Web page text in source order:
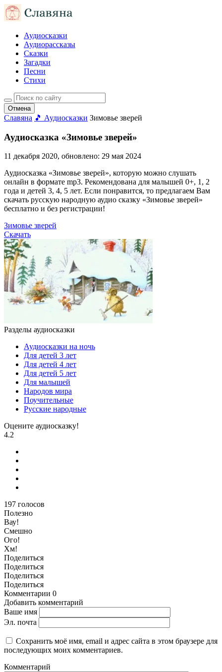
Аудиосказки
Аудиорассказы
Сказки
Загадки
Песни
Стихи
Отмена
Славяна 🎵 Аудиосказки Зимовье зверей
Аудиосказка «Зимовье зверей»
11 декабря 2020, обновлено: 29 мая 2024
Аудиосказка «Зимовье зверей», которую можно слушать
онлайн в формате mp3. Рекомендована для малышей 0+, 1, 2
года и детей 3, 4, 5 лет. Если понравится, то предлагаем Вам
скачать русскую народную аудио сказку «Зимовье зверей»
бесплатно и без регистрации!
Зимовье зверей
Скачать
Разделы аудиосказки
Аудиосказки на ночь
Для детей 3 лет
Для детей 4 лет
Для детей 5 лет
Для малышей
Народов мира
Поучительные
Русские народные
Оцените аудиосказку!
4.2
197 голосов
Полезно
Вау!
Смешно
Ого!
Хм!
Поделиться
Поделиться
Поделиться
Поделиться
Комментарии 0
Добавить комментарий
Ваше имя
Эл. почта
Сохранить моё имя, email и адрес сайта в этом браузере для
последующих моих комментариев.
Комментарий